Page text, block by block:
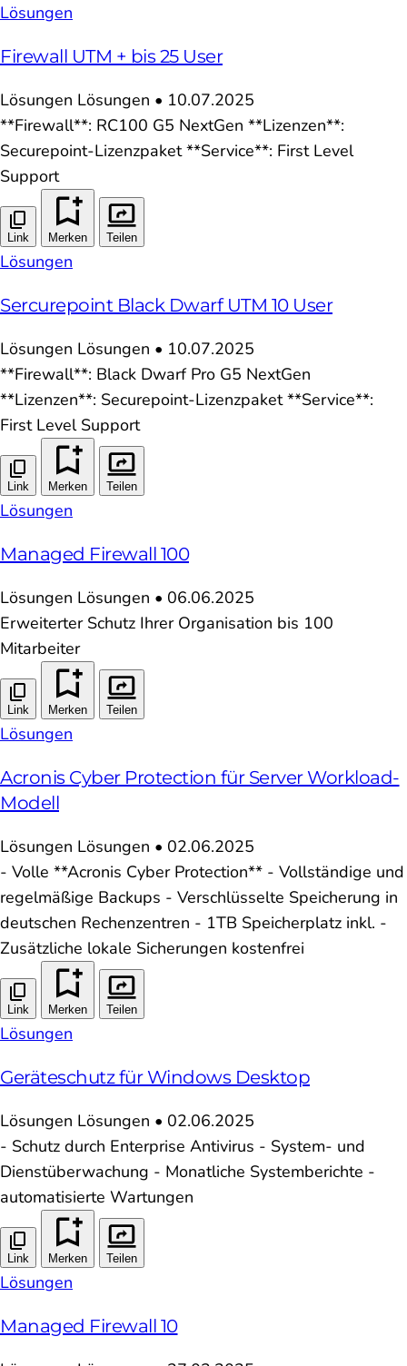
Lösungen
Firewall UTM + bis 25 User
Lösungen Lösungen • 10.07.2025
**Firewall**: RC100 G5 NextGen **Lizenzen**:
Securepoint-Lizenzpaket **Service**: First Level
Support
Link Merken Teilen
Lösungen
Sercurepoint Black Dwarf UTM 10 User
Lösungen Lösungen • 10.07.2025
**Firewall**: Black Dwarf Pro G5 NextGen
**Lizenzen**: Securepoint-Lizenzpaket **Service**:
First Level Support
Link Merken Teilen
Lösungen
Managed Firewall 100
Lösungen Lösungen • 06.06.2025
Erweiterter Schutz Ihrer Organisation bis 100
Mitarbeiter
Link Merken Teilen
Lösungen
Acronis Cyber Protection für Server Workload-
Modell
Lösungen Lösungen • 02.06.2025
- Volle **Acronis Cyber Protection** - Vollständige und
regelmäßige Backups - Verschlüsselte Speicherung in
deutschen Rechenzentren - 1TB Speicherplatz inkl. -
Zusätzliche lokale Sicherungen kostenfrei
Link Merken Teilen
Lösungen
Geräteschutz für Windows Desktop
Lösungen Lösungen • 02.06.2025
- Schutz durch Enterprise Antivirus - System- und
Dienstüberwachung - Monatliche Systemberichte -
automatisierte Wartungen
Link Merken Teilen
Lösungen
Managed Firewall 10